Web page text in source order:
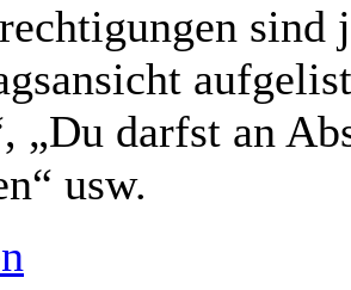
sind
„Du darfst an
usw.